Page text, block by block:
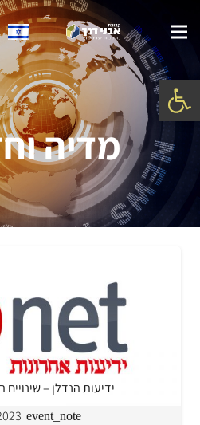
פתח סרגל נגישות
מדיה
ידיעות הנדלן –
event_note